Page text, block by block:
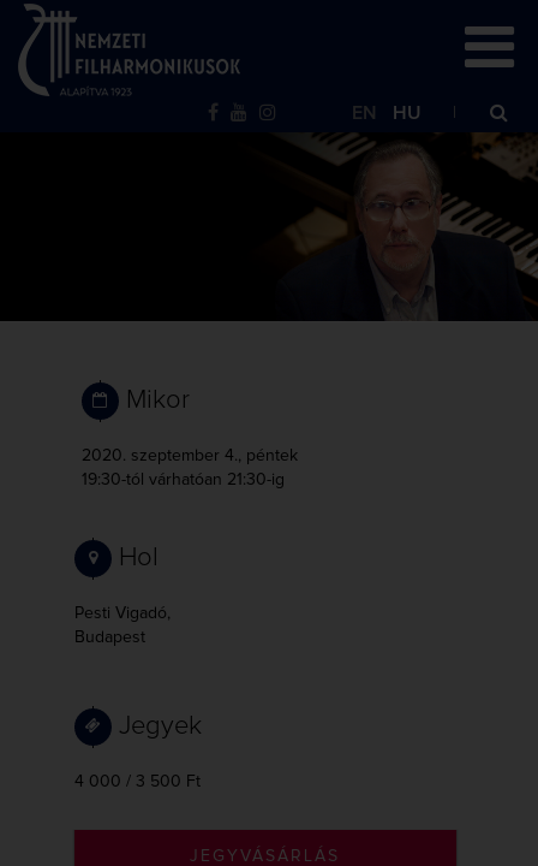
EN HU
Mikor
2020. szeptember 4., péntek
19:30-tól várhatóan 21:30-ig
Hol
Pesti Vigadó,
Budapest
Jegyek
4 000 / 3 500 Ft
JEGYVÁSÁRLÁS